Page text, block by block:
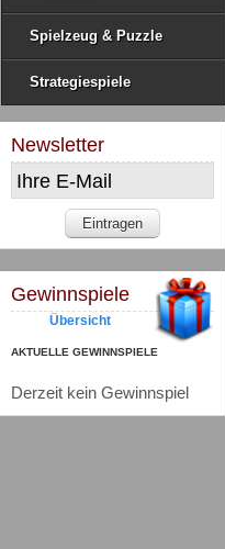
Spielzeug & Puzzle
Strategiespiele
Newsletter
Gewinnspiele
Übersicht
AKTUELLE GEWINNSPIELE
Derzeit kein Gewinnspiel